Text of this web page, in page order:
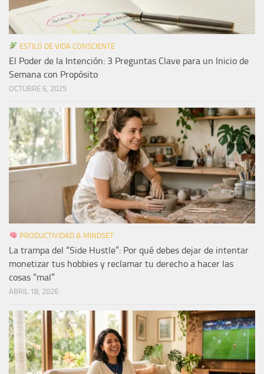
ESTILO DE VIDA CONSCIENTE
El Poder de la Intención: 3 Preguntas Clave para un Inicio de
Semana con Propósito
OCTUBRE 6, 2025
PRODUCTIVIDAD & MINDSET
La trampa del “Side Hustle”: Por qué debes dejar de intentar
monetizar tus hobbies y reclamar tu derecho a hacer las
cosas “mal”
ABRIL 18, 2026